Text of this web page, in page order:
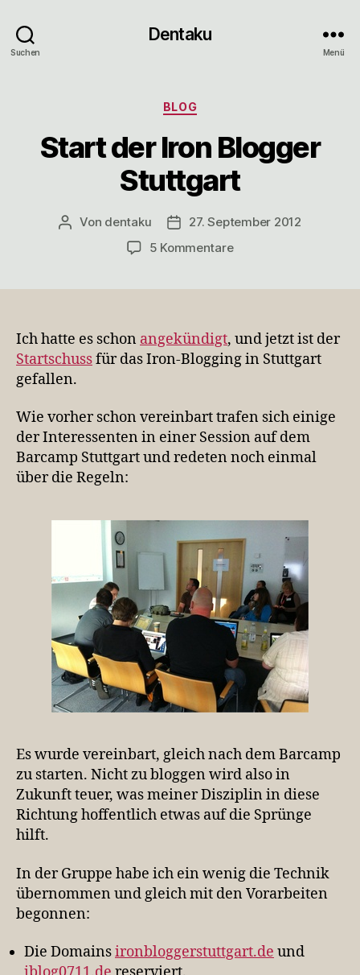
Suchen
Dentaku
Menü
Kategorien
BLOG
Start der Iron Blogger
Stuttgart
Beitragsautor
Von dentaku Veröffentlichungsdatum
27. September 2012
5 Kommentarezu
Stuttgart
Ich hatte es schon angekündigt, und jetzt ist der
Startschussfür das Iron-Blogging in Stuttgart
gefallen.
Wie vorher schon vereinbart trafen sich einige
der Interessenten in einer Session auf dem
Barcamp Stuttgart und redeten noch einmal
über die Regeln:
Es wurde vereinbart, gleich nach dem Barcamp
zu starten. Nicht zu bloggen wird also in
Zukunft teuer, was meiner Disziplin in diese
Richtung hoffentlich etwas auf die Sprünge
hilft.
In der Gruppe habe ich ein wenig die Technik
übernommen und gleich mit den Vorarbeiten
begonnen:
Die Domainsironbloggerstuttgart.de und